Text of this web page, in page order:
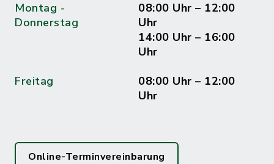
Montag -
Donnerstag
08:00 Uhr – 12:00
Uhr
14:00 Uhr – 16:00
Uhr
Freitag
08:00 Uhr – 12:00
Uhr
Online-Terminvereinbarung